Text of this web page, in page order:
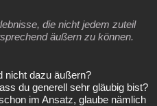
die nicht jedem zuteil
äußern zu können.
nicht dazu äußern?
du generell sehr gläubig bist?
im Ansatz, glaube nämlich